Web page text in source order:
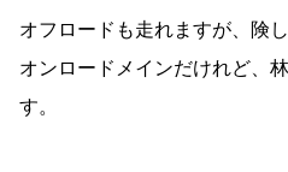
オフロードも走れますが、険
オンロードメインだけれど、
す。